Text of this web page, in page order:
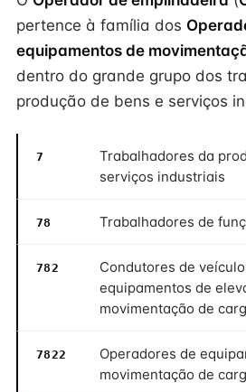
pertence à família dos
equipamentos de
dentro do grande grupo dos
produção de bens e serviços
7
Trabalhadores da
serviços industriais
78 Trabalhadores de
782
Condutores de
equipamentos de
movimentação de
7822
Operadores de
movimentação de